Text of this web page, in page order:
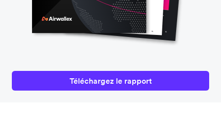
Téléchargez le rapport